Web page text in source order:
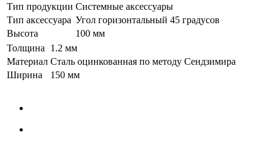
Тип продукции Системные аксессуары
Тип аксессуара Угол горизонтальный 45 градусов
Высота
100 мм
Толщина
1.2 мм
Материал Сталь оцинкованная по методу Сендзимира
Ширина
150 мм